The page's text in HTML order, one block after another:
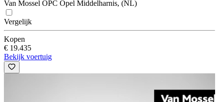
Van Mossel OPC Opel Middelharnis, (NL)
Vergelijk
Kopen
€ 19.435
Bekijk voertuig